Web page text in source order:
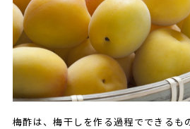
梅酢は、梅干しを作る過程でできるも